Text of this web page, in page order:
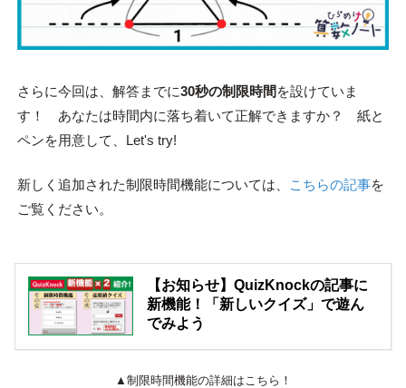
さらに今回は、解答までに30秒の制限時間 を設けていま
す！ あなたは時間内に落ち着いて正解できますか？ 紙と
ペンを用意して、Let's try!
新しく追加された制限時間機能については、 こちらの記事を
ご覧ください。
【お知らせ】QuizKnockの記事に
新機能！「新しいクイズ」で遊ん
でみよう
▲制限時間機能の詳細はこちら！